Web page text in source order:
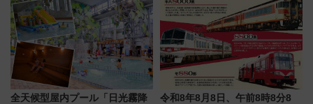
全天候型屋内プール「日光霧降
令和8年8月8日、午前8時8分8